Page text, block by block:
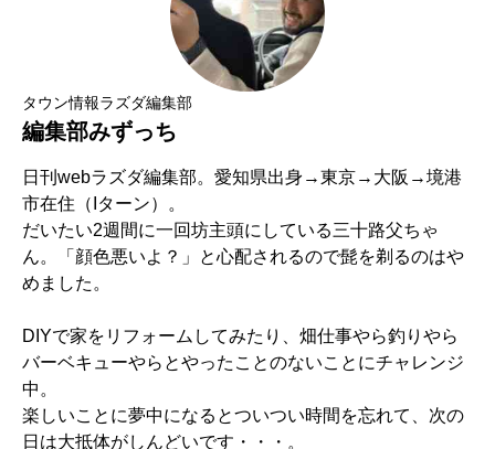
タウン情報ラズダ編集部
編集部みずっち
日刊webラズダ編集部。愛知県出身→東京→大阪→境港
市在住（Iターン）。
だいたい2週間に一回坊主頭にしている三十路父ちゃ
ん。「顔色悪いよ？」と心配されるので髭を剃るのはや
めました。
DIYで家をリフォームしてみたり、畑仕事やら釣りやら
バーベキューやらとやったことのないことにチャレンジ
中。
楽しいことに夢中になるとついつい時間を忘れて、次の
日は大抵体がしんどいです・・・。